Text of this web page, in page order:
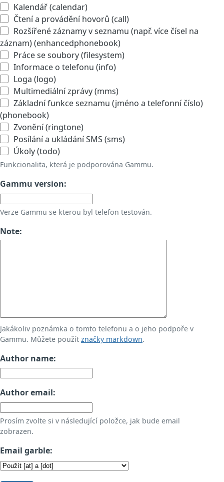
Kalendář (calendar)
Čtení a provádění hovorů (call)
Rozšířené záznamy v seznamu (např. více čísel na
záznam) (enhancedphonebook)
Práce se soubory (filesystem)
Informace o telefonu (info)
Loga (logo)
Multimediální zprávy (mms)
Základní funkce seznamu (jméno a telefonní číslo)
(phonebook)
Zvonění (ringtone)
Posílání a ukládání SMS (sms)
Úkoly (todo)
Funkcionalita, která je podporována Gammu.
Gammu version:
Verze Gammu se kterou byl telefon testován.
Note:
Jakákoliv poznámka o tomto telefonu a o jeho podpoře v
Gammu. Můžete použít značky markdown.
Author name:
Author email:
Prosím zvolte si v následující položce, jak bude email
zobrazen.
Email garble: